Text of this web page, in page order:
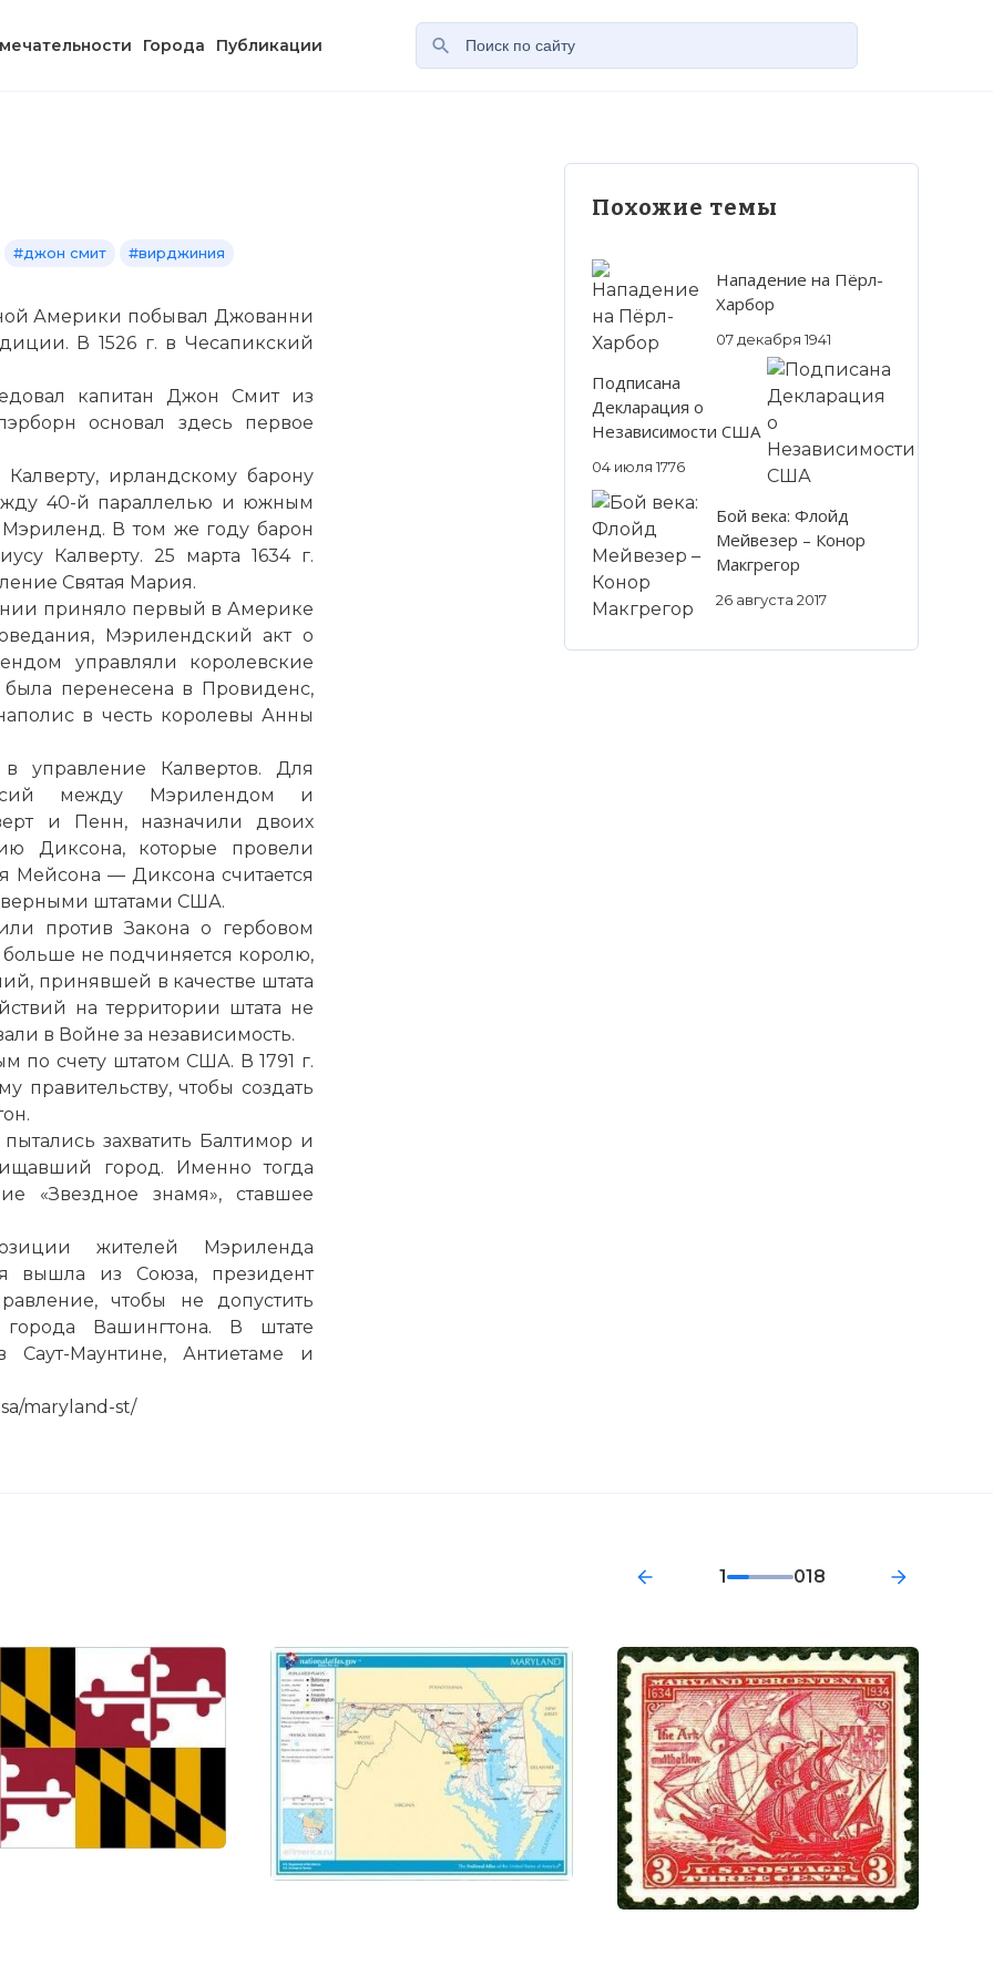
Города Публикации
#джон смит #вирджиния
Америки побывал Джованни
В 1526 г. в Чесапикский
капитан Джон Смит из
основал здесь первое
ирландскому барону
40-й параллелью и южным
В том же году барон
Калверту. 25 марта 1634 г.
Святая Мария.
приняло первый в Америке
Мэрилендский акт о
управляли королевские
перенесена в Провиденс,
в честь королевы Анны
управление Калвертов. Для
между Мэрилендом и
и Пенн, назначили двоих
Диксона, которые провели
Мейсона — Диксона считается
штатами США.
против Закона о гербовом
не подчиняется королю,
принявшей в качестве штата
на территории штата не
в Войне за независимость.
по счету штатом США. В 1791 г.
правительству, чтобы создать
захватить Балтимор и
город. Именно тогда
«Звездное знамя», ставшее
жителей Мэриленда
вышла из Союза, президент
чтобы не допустить
города Вашингтона. В штате
Саут-Маунтине, Антиетаме и
maryland-st/
Похожие темы
Нападение на Пёрл-
Харбор
07 декабря 1941
Подписана
Декларация о
Независимости США
04 июля 1776
Бой века: Флойд
Мейвезер – Конор
Макгрегор
26 августа 2017
1 018